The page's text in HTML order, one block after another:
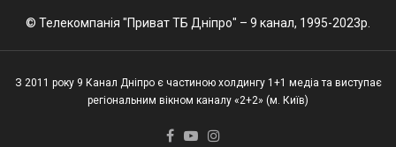
© Телекомпанія "Приват ТБ Дніпро" – 9 канал, 1995-2023р.
З 2011 року 9 Канал Дніпро є частиною холдингу 1+1 медіа та виступає
регіональним вікном каналу «2+2» (м. Київ)